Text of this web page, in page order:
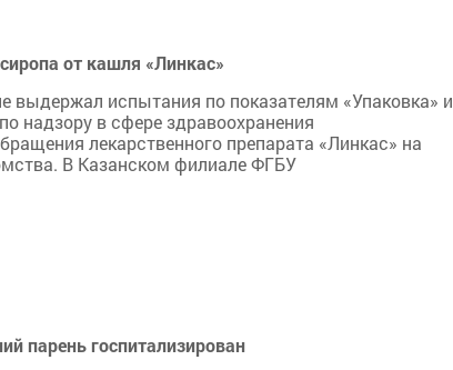
от кашля «Линкас»
выдержал испытания по показателям «Упаковка» и
надзору в сфере здравоохранения
лекарственного препарата «Линкас» на
В Казанском филиале ФГБУ
парень госпитализирован